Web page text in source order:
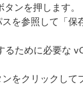
ンを押します。
を参照して「保
るために必要な
ンをクリックして